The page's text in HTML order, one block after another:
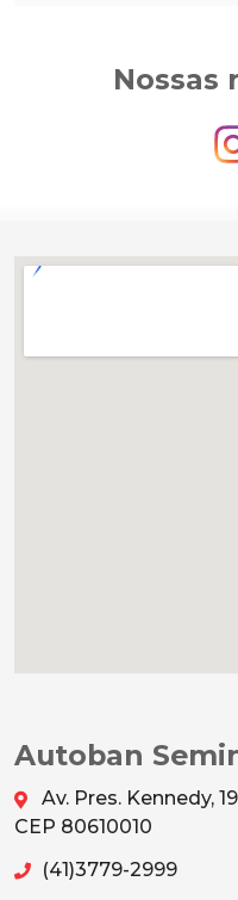
Nossas
Autoban
Av. Pres. Kennedy,
CEP 80610010
(41)3779-2999